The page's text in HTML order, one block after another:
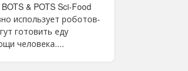
& POTS Sci-Food
использует роботов-
готовить еду
человека....